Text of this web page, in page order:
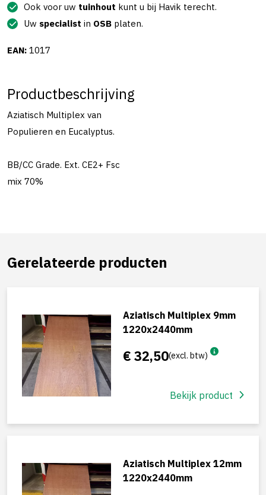
Ook voor uw tuinhout kunt u bij Havik terecht.
Uw specialist in OSB platen.
EAN: 1017
Productbeschrijving
Aziatisch Multiplex van
Populieren en Eucalyptus.
BB/CC Grade. Ext. CE2+ Fsc
mix 70%
Gerelateerde producten
Aziatisch Multiplex 9mm
1220x2440mm
€ 32,50(excl. btw)
Bekijk product
Aziatisch Multiplex 12mm
1220x2440mm